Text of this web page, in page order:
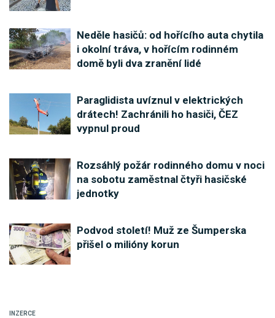
Neděle hasičů: od hořícího auta chytila
i okolní tráva, v hořícím rodinném
domě byli dva zranění lidé
Paraglidista uvíznul v elektrických
drátech! Zachránili ho hasiči, ČEZ
vypnul proud
Rozsáhlý požár rodinného domu v noci
na sobotu zaměstnal čtyři hasičské
jednotky
Podvod století! Muž ze Šumperska
přišel o milióny korun
INZERCE